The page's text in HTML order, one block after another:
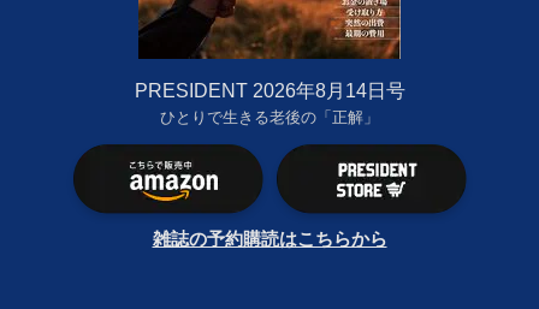
PRESIDENT 2026年8月14日号
ひとりで生きる老後の「正解」
雑誌の予約購読はこちらから